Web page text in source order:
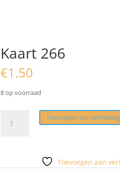
Kaart 266
€1.50
8 op voorraad
266
Toevoegen aan
Toevoegen aan